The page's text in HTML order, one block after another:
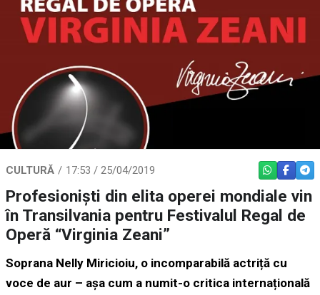
CULTURĂ 17:53 / 25/04/2019 WHATSAPP
Profesioniști din elita operei mondiale vin
în Transilvania pentru Festivalul Regal de
Operă “Virginia Zeani”
Soprana Nelly Miricioiu, o incomparabilă actriță cu
voce de aur – așa cum a numit-o critica internațională